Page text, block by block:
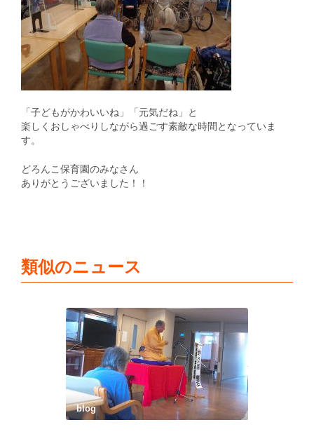
「子どもがかわいいね」「元気だね」と
楽しくおしゃべりしながら過ごす素敵な時間となっていま
す。
どろんこ保育園のみなさん
ありがとうございました！！
類似のニュース
blog